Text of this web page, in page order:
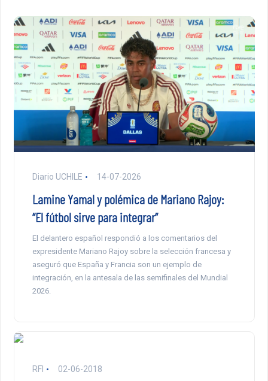
Diario UCHILE 14-07-2026
Lamine Yamal y polémica de Mariano Rajoy:
“El fútbol sirve para integrar”
El delantero español respondió a los comentarios del
expresidente Mariano Rajoy sobre la selección francesa y
aseguró que España y Francia son un ejemplo de
integración, en la antesala de las semifinales del Mundial
2026.
RFI 02-06-2018